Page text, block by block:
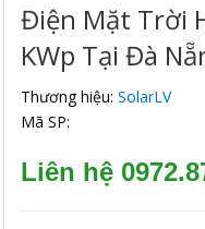
Điện Mặt Trời
KWp Tại Đà
Thương hiệu:SolarLV
Mã SP:
Liên hệ